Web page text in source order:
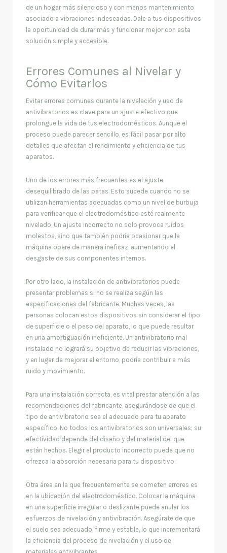
de un hogar más silencioso y con menos mantenimiento
asociado a vibraciones indeseadas. Dale a tus dispositivos
la oportunidad de durar más y funcionar mejor con esta
solución simple y accesible.
Errores Comunes al Nivelar y
Cómo Evitarlos
Evitar errores comunes durante la nivelación y uso de
antivibratorios es clave para un ajuste efectivo que
prolongue la vida de tus electrodomésticos. Aunque el
proceso puede parecer sencillo, es fácil pasar por alto
detalles que afectan el rendimiento y eficiencia de tus
aparatos.
Uno de los errores más frecuentes es el ajuste
desequilibrado de las patas. Esto sucede cuando no se
utilizan herramientas adecuadas como un nivel de burbuja
para verificar que el electrodoméstico esté realmente
nivelado. Un ajuste incorrecto no solo provoca ruidos
molestos, sino que también podría ocasionar que la
máquina opere de manera ineficaz, aumentando el
desgaste de sus componentes internos.
Por otro lado, la instalación de antivibratorios puede
presentar problemas si no se realiza según las
especificaciones del fabricante. Muchas veces, las
personas colocan estos dispositivos sin considerar el tipo
de superficie o el peso del aparato, lo que puede resultar
en una amortiguación ineficiente. Un antivibratorio mal
instalado no logrará su objetivo de reducir las vibraciones,
y en lugar de mejorar el entorno, podría contribuir a más
ruido y movimiento.
Para una instalación correcta, es vital prestar atención a las
recomendaciones del fabricante, asegurándose de que el
tipo de antivibratorio sea el adecuado para tu aparato
específico. No todos los antivibratorios son universales; su
efectividad depende del diseño y del material del que
están hechos. Elegir el producto incorrecto puede que no
ofrezca la absorción necesaria para tu dispositivo.
Otra área en la que frecuentemente se cometen errores es
en la ubicación del electrodoméstico. Colocar la máquina
en una superficie irregular o deslizante puede anular los
esfuerzos de nivelación y antivibración. Asegúrate de que
el suelo sea adecuado, firme y estable, lo que incrementará
la eficiencia del proceso de nivelación y el uso de